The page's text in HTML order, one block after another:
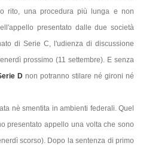
rito, una procedura più lunga e non
presentato dalle due società
di Serie C, l'udienza di discussione
prossimo (11 settembre). E senza
D non potranno stilare né gironi né
nè smentita in ambienti federali. Quel
presentato appello una volta che sono
scorso). Dopo la sentenza di primo